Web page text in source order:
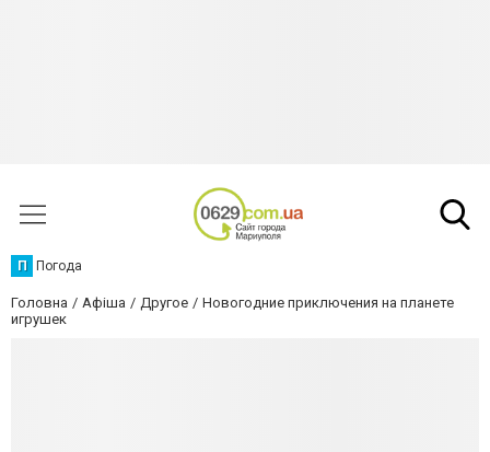
П Погода
Головна Афіша Другое
Новогодние приключения на планете
игрушек